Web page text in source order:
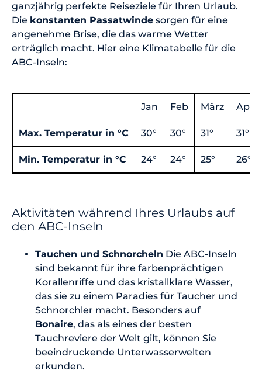
ganzjährig perfekte Reiseziele für Ihren Urlaub.
Die konstanten Passatwinde sorgen für eine
angenehme Brise, die das warme Wetter
erträglich macht. Hier eine Klimatabelle für die
ABC-Inseln:
Jan Feb März April
Max. Temperatur in °C 30° 30° 31° 31°
Min. Temperatur in °C 24° 24° 25° 26°
Aktivitäten während Ihres Urlaubs auf
den ABC-Inseln
Tauchen und Schnorcheln Die ABC-Inseln
sind bekannt für ihre farbenprächtigen
Korallenriffe und das kristallklare Wasser,
das sie zu einem Paradies für Taucher und
Schnorchler macht. Besonders auf
Bonaire, das als eines der besten
Tauchreviere der Welt gilt, können Sie
beeindruckende Unterwasserwelten
erkunden.